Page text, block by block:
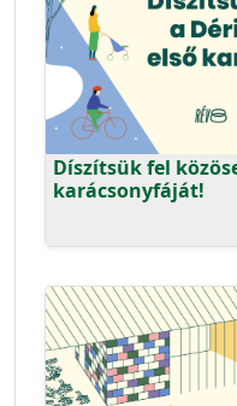
Díszítsük fel
karácsonyfáját!